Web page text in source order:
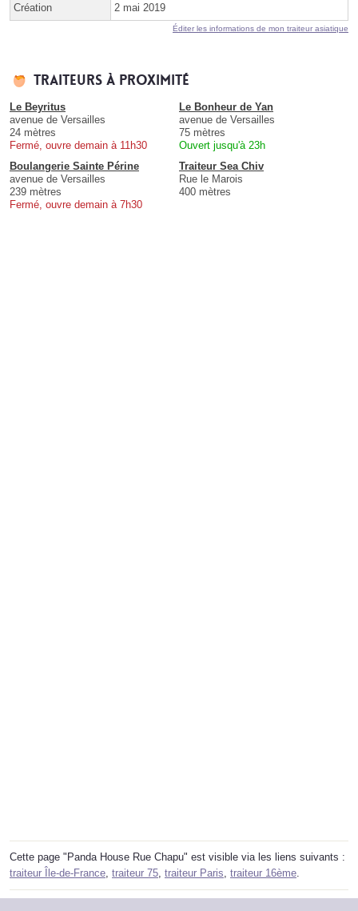
Création 2 mai 2019
Éditer les informations de mon traiteur asiatique
Traiteurs à proximité
Le Beyritus
avenue de Versailles
24 mètres
Fermé, ouvre demain à 11h30
Le Bonheur de Yan
avenue de Versailles
75 mètres
Ouvert jusqu'à 23h
Boulangerie Sainte Périne
avenue de Versailles
239 mètres
Fermé, ouvre demain à 7h30
Traiteur Sea Chiv
Rue le Marois
400 mètres
Cette page "Panda House Rue Chapu" est visible via les liens suivants :
traiteur Île-de-France traiteur 75 traiteur Paris traiteur 16ème